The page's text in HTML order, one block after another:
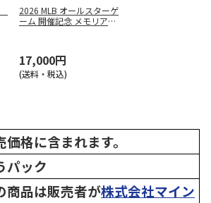
2026 MLB オールスターゲ
ーム 開催記念 メモリアル
17,000円
(送料・税込)
価格に含まれます。
パック
商品は販売者が株式会社マイン